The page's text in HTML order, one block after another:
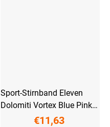
Sport-Stirnband Eleven
Dolomiti Vortex Blue Pink
€11,63